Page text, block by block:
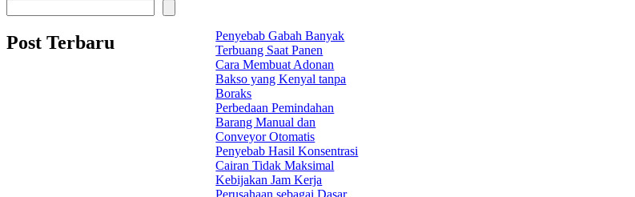
Post Terbaru
Penyebab Gabah Banyak
Terbuang Saat Panen
Cara Membuat Adonan
Bakso yang Kenyal tanpa
Boraks
Perbedaan Pemindahan
Barang Manual dan
Conveyor Otomatis
Penyebab Hasil Konsentrasi
Cairan Tidak Maksimal
Kebijakan Jam Kerja
Perusahaan sebagai Dasar